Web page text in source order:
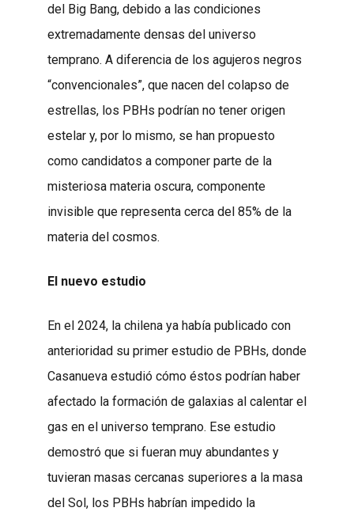
del Big Bang, debido a las condiciones
extremadamente densas del universo
temprano. A diferencia de los agujeros negros
“convencionales”, que nacen del colapso de
estrellas, los PBHs podrían no tener origen
estelar y, por lo mismo, se han propuesto
como candidatos a componer parte de la
misteriosa materia oscura, componente
invisible que representa cerca del 85% de la
materia del cosmos.
El nuevo estudio
En el 2024, la chilena ya había publicado con
anterioridad su primer estudio de PBHs, donde
Casanueva estudió cómo éstos podrían haber
afectado la formación de galaxias al calentar el
gas en el universo temprano. Ese estudio
demostró que si fueran muy abundantes y
tuvieran masas cercanas superiores a la masa
del Sol, los PBHs habrían impedido la